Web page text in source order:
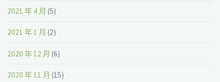
2021 年 4 月 (5)
2021 年 1 月 (2)
2020 年 12 月 (6)
2020 年 11 月 (15)